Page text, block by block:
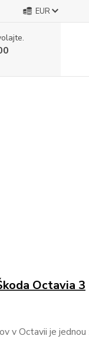
EUR
Octavia 3
v Octavii je jednou